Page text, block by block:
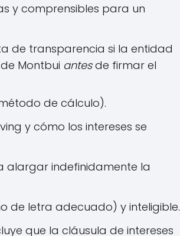
y comprensibles para un
de transparencia si la entidad
Montbui antesde firmar el
de cálculo).
y cómo los intereses se
alargar indefinidamente la
de letra adecuado) y inteligible.
que la cláusula de intereses